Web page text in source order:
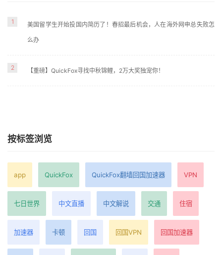
1 美国留学生开始投国内简历了！春招最后机会，人在海外网申总失败怎
么办
2 【重磅】QuickFox寻找中秋锦鲤，2万大奖独宠你！
按标签浏览
app QuickFox QuickFox翻墙回国加速器 VPN
七日世界 中文直播 中文解说 交通 住宿
加速器 卡顿 回国 回国VPN 回国加速器